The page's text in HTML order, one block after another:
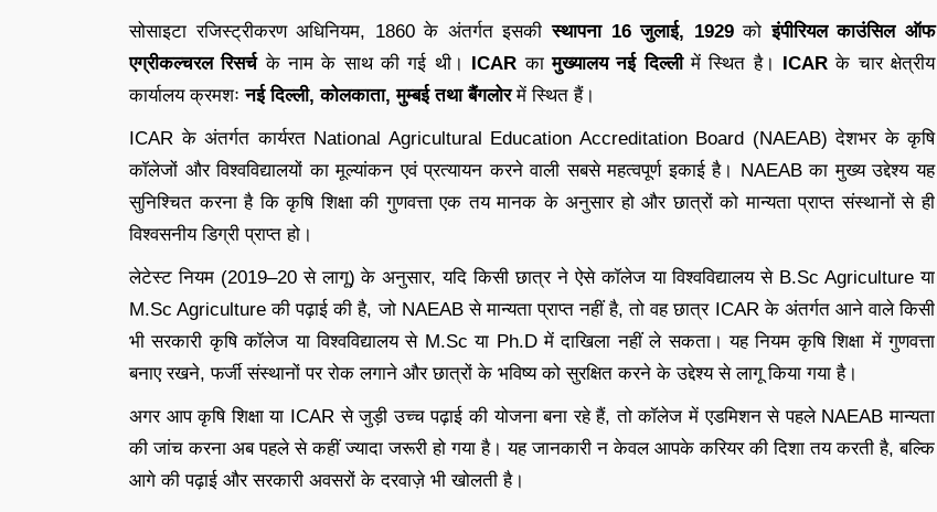
सोसाइटा रजिस्ट्रीकरण अधिनियम, 1860 के अंतर्गत इसकीस्थापना 16 जुलाई, 1929कोइंपीरियल काउंसिल ऑफ
एग्रीकल्चरल रिसर्चके नाम के साथ की गई थी। ICAR कामुख्यालय नई दिल्लीमें स्थित है। ICAR के चार क्षेत्रीय
कार्यालय क्रमशःनई दिल्ली, कोलकाता, मुम्बई तथा बैंगलोरमें स्थित हैं।
ICAR के अंतर्गत कार्यरत National Agricultural Education Accreditation Board (NAEAB) देशभर के कृषि
कॉलेजों और विश्वविद्यालयों का मूल्यांकन एवं प्रत्यायन करने वाली सबसे महत्वपूर्ण इकाई है। NAEAB का मुख्य उद्देश्य यह
सुनिश्चित करना है कि कृषि शिक्षा की गुणवत्ता एक तय मानक के अनुसार हो और छात्रों को मान्यता प्राप्त संस्थानों से ही
विश्वसनीय डिग्री प्राप्त हो।
लेटेस्ट नियम (2019–20 से लागू) के अनुसार, यदि किसी छात्र ने ऐसे कॉलेज या विश्वविद्यालय से B.Sc Agriculture या
M.Sc Agriculture की पढ़ाई की है, जो NAEAB से मान्यता प्राप्त नहीं है, तो वह छात्र ICAR के अंतर्गत आने वाले किसी
भी सरकारी कृषि कॉलेज या विश्वविद्यालय से M.Sc या Ph.D में दाखिला नहीं ले सकता। यह नियम कृषि शिक्षा में गुणवत्ता
बनाए रखने, फर्जी संस्थानों पर रोक लगाने और छात्रों के भविष्य को सुरक्षित करने के उद्देश्य से लागू किया गया है।
अगर आप कृषि शिक्षा या ICAR से जुड़ी उच्च पढ़ाई की योजना बना रहे हैं, तो कॉलेज में एडमिशन से पहले NAEAB मान्यता
की जांच करना अब पहले से कहीं ज्यादा जरूरी हो गया है। यह जानकारी न केवल आपके करियर की दिशा तय करती है, बल्कि
आगे की पढ़ाई और सरकारी अवसरों के दरवाज़े भी खोलती है।